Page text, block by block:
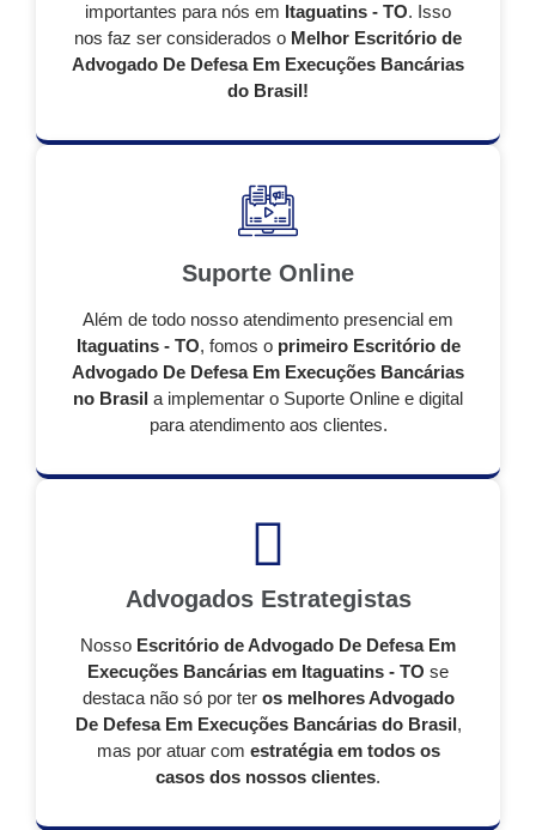
importantes para nós em Itaguatins - TO. Isso
nos faz ser considerados o Melhor Escritório de
Advogado De Defesa Em Execuções Bancárias
do Brasil!
Suporte Online
Além de todo nosso atendimento presencial em
Itaguatins - TO, fomos o primeiro Escritório de
Advogado De Defesa Em Execuções Bancárias
no Brasil a implementar o Suporte Online e digital
para atendimento aos clientes.
Advogados Estrategistas
Nosso Escritório de Advogado De Defesa Em
Execuções Bancárias em Itaguatins - TO se
destaca não só por ter os melhores Advogado
De Defesa Em Execuções Bancárias do Brasil,
mas por atuar com estratégia em todos os
casos dos nossos clientes.